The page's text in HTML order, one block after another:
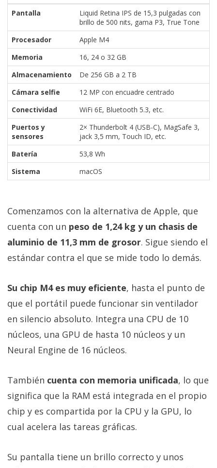
Pantalla
Liquid Retina IPS de 15,3 pulgadas con
brillo de 500 nits, gama P3, True Tone
Procesador
Apple M4
Memoria
16, 24 o 32 GB
Almacenamiento
De 256 GB a 2 TB
Cámara selfie
12 MP con encuadre centrado
Conectividad
WiFi 6E, Bluetooth 5.3, etc.
Puertos y
sensores
2× Thunderbolt 4 (USB-C), MagSafe 3,
jack 3,5 mm, Touch ID, etc.
Batería
53,8 Wh
Sistema
macOS
Comenzamos con la alternativa de Apple, que
cuenta con un peso de 1,24 kg y un chasis de
aluminio de 11,3 mm de grosor. Sigue siendo el
estándar contra el que se mide todo lo demás.
Su chip M4 es muy eficiente, hasta el punto de
que el portátil puede funcionar sin ventilador
en silencio absoluto. Integra una CPU de 10
núcleos, una GPU de hasta 10 núcleos y un
Neural Engine de 16 núcleos.
También cuenta con memoria unificada, lo que
significa que la RAM está integrada en el propio
chip y es compartida por la CPU y la GPU, lo
cual acelera las tareas gráficas.
Su pantalla tiene un brillo correcto y unos